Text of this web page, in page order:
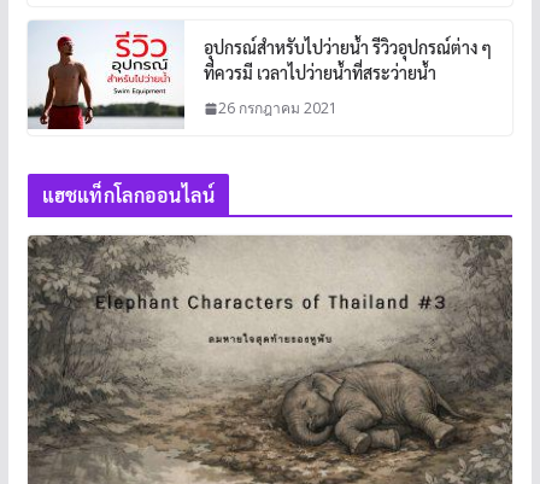
อุปกรณ์สำหรับไปว่ายน้ำ รีวิวอุปกรณ์ต่าง ๆ
ที่ควรมี เวลาไปว่ายน้ำที่สระว่ายน้ำ
26 กรกฎาคม 2021
แฮชแท็กโลกออนไลน์